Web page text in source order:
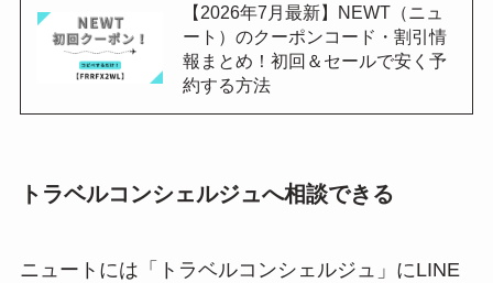
【2026年7月最新】NEWT（ニュ
ート）のクーポンコード・割引情
報まとめ！初回＆セールで安く予
約する方法
トラベルコンシェルジュへ相談できる
ニュートには「トラベルコンシェルジュ」にLINE